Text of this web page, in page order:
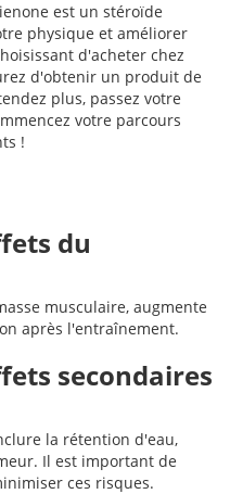
est un stéroïde
physique et améliorer
d'acheter chez
d'obtenir un produit de
plus, passez votre
votre parcours
!
du
musculaire, augmente
après l'entraînement.
secondaires
la rétention d'eau,
Il est important de
ces risques.